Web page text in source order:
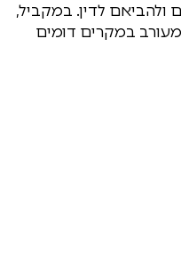
ולהביאם לדין. במקביל,
במקרים דומים